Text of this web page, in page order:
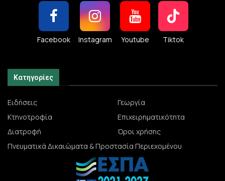
Facebook Instagram Youtube Tiktok
Κατηγορίες
Ειδήσεις
Γεωργία
Κτηνοτροφία
Επιχειρηματικότητα
Διατροφή
Όροι χρήσης
Πνευματικά Δικαιώματα & Προστασία Περιεχομένου